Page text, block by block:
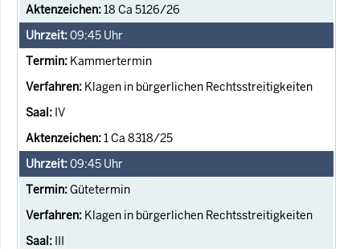
18 Ca 5126/26
09:45 Uhr
Kammertermin
Klagen in bürgerlichen Rechtsstreitigkeiten
IV
1 Ca 8318/25
09:45 Uhr
Gütetermin
Klagen in bürgerlichen Rechtsstreitigkeiten
III